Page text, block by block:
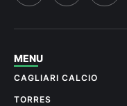
MENU
CAGLIARI CALCIO
TORRES